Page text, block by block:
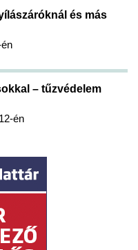
és más
– tűzvédelem
én